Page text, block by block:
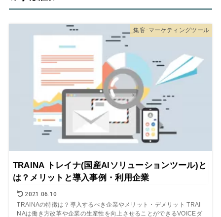
集客･マーケティングツール
TRAINA トレイナ(国産AIソリューションツール)と
は？メリットと導入事例・利用企業
2021.06.10
TRAINAの特徴は？導入するべき企業やメリット・デメリット TRAI
NAは働き方改革や企業の生産性を向上させることができるVOICEダ